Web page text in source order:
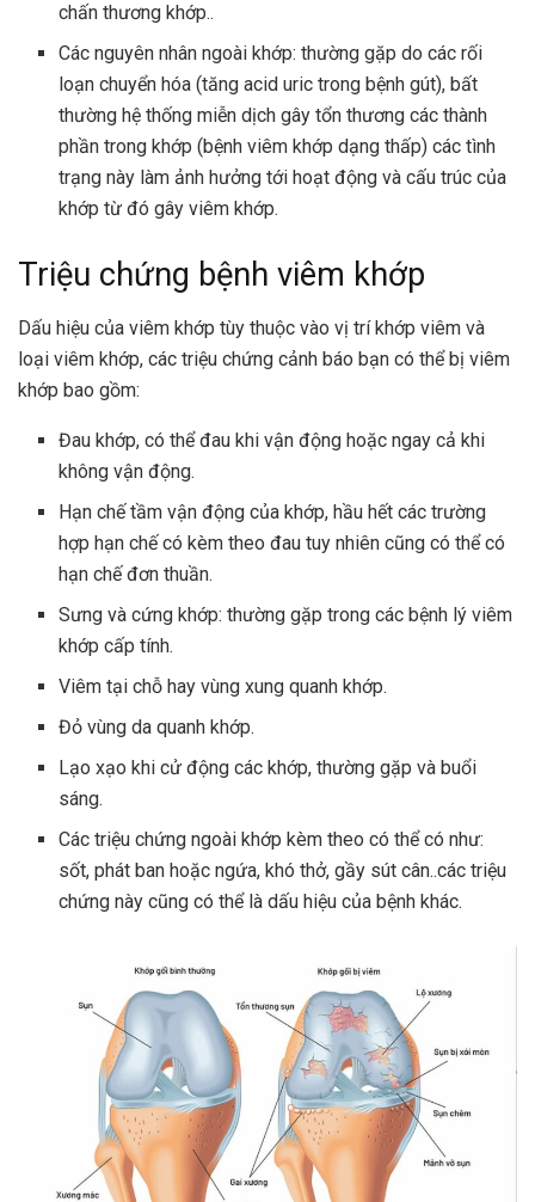
chấn thương khớp..
Các nguyên nhân ngoài khớp: thường gặp do các rối
loạn chuyển hóa (tăng acid uric trong bệnh gút), bất
thường hệ thống miễn dịch gây tổn thương các thành
phần trong khớp (bệnh viêm khớp dạng thấp) các tình
trạng này làm ảnh hưởng tới hoạt động và cấu trúc của
khớp từ đó gây viêm khớp.
Triệu chứng bệnh viêm khớp
Dấu hiệu của viêm khớp tùy thuộc vào vị trí khớp viêm và
loại viêm khớp, các triệu chứng cảnh báo bạn có thể bị viêm
khớp bao gồm:
Đau khớp, có thể đau khi vận động hoặc ngay cả khi
không vận động.
Hạn chế tầm vận động của khớp, hầu hết các trường
hợp hạn chế có kèm theo đau tuy nhiên cũng có thể có
hạn chế đơn thuần.
Sưng và cứng khớp: thường gặp trong các bệnh lý viêm
khớp cấp tính.
Viêm tại chỗ hay vùng xung quanh khớp.
Đỏ vùng da quanh khớp.
Lạo xạo khi cử động các khớp, thường gặp và buổi
sáng.
Các triệu chứng ngoài khớp kèm theo có thể có như:
sốt, phát ban hoặc ngứa, khó thở, gầy sút cân..các triệu
chứng này cũng có thể là dấu hiệu của bệnh khác.